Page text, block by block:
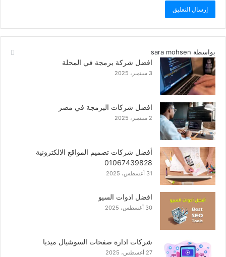
بواسطة sara mohsen
افضل شركة برمجة في المحلة
3 سبتمبر، 2025
افضل شركات البرمجة في مصر
2 سبتمبر، 2025
أفضل شركات تصميم المواقع الالكترونية
01067439828
31 أغسطس، 2025
افضل ادوات السيو
30 أغسطس، 2025
شركات ادارة صفحات السوشيال ميديا
27 أغسطس، 2025